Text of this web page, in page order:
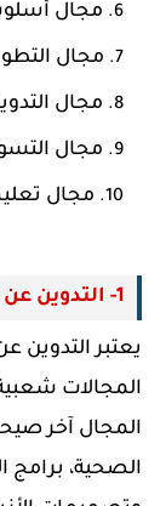
مجال
مجال
مجال
مجال
مجال
1- التدوين عن الصحة واللياقة البدنية
يعتبر التدوين
المجالات
المجال آخر
الصحية، برامج